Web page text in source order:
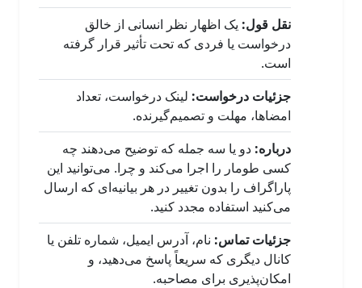
نقل قول: یک اظهار نظر انسانی از خالق
درخواست یا فردی که تحت تأثیر قرار گرفته
است.
جزئیات درخواست: لینک درخواست، تعداد
امضاها، مهلت و تصمیم‌گیرنده.
درباره: دو یا سه جمله که توضیح می‌دهند چه
کسی طومار را اجرا می‌کند و چرا. می‌توانید این
پاراگراف را بدون تغییر در هر بیانیه‌ای که ارسال
می‌کنید استفاده مجدد کنید.
جزئیات تماس: نام، آدرس ایمیل، شماره تلفن یا
کانال دیگری که سریعاً پاسخ می‌دهید، و
امکان‌پذیری برای مصاحبه.